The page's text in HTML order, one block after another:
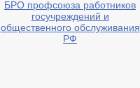
БРО профсоюза работников
госучреждений и
общественного обслуживания
РФ